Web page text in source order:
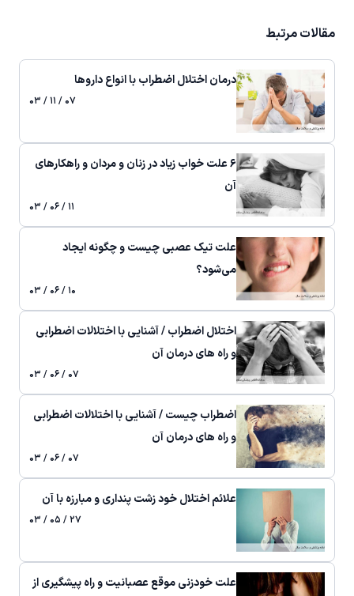
مقالات مرتبط
درمان اختلال اضطراب با انواع داروها
۰۷ / ۱۱ / ۰۳
۶ علت خواب زیاد در زنان و مردان و راهکارهای
آن
۱۱ / ۰۶ / ۰۳
علت تیک عصبی چیست و چگونه ایجاد
می‌شود؟
۱۰ / ۰۶ / ۰۳
اختلال اضطراب / آشنایی با اختلالات اضطرابی
و راه های درمان آن
۰۷ / ۰۶ / ۰۳
اضطراب چیست / آشنایی با اختلالات اضطرابی
و راه های درمان آن
۰۷ / ۰۶ / ۰۳
علائم اختلال خود زشت پنداری و مبارزه با آن
۲۷ / ۰۵ / ۰۳
علت خودزنی موقع عصبانیت و راه پیشگیری از